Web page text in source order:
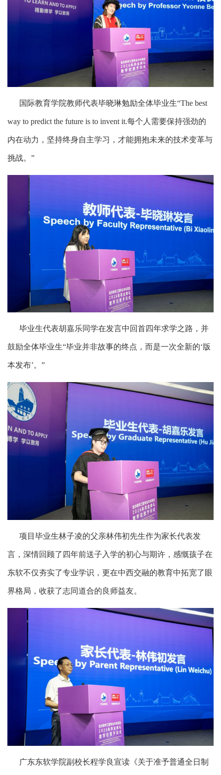
国际教育学院教师代表毕晓琳勉励全体毕业生“The best
way to predict the future is to invent it.每个人需要保持强劲的
内在动力，坚持终身自主学习，才能拥抱未来的技术变革与
挑战。”
毕业生代表胡嘉乐同学在发言中回首四年求学之路，并
鼓励全体毕业生“毕业并非故事的终点，而是一次全新的‘版
本发布’。”
项目毕业生林子凌的父亲林伟初先生作为家长代表发
言，深情回顾了四年前送子入学的初心与期许，感慨孩子在
东软不仅夯实了专业学识，更在中西交融的教育中拓宽了眼
界格局，收获了志同道合的良师益友。
广东东软学院副校长程学良宣读《关于准予普通全日制